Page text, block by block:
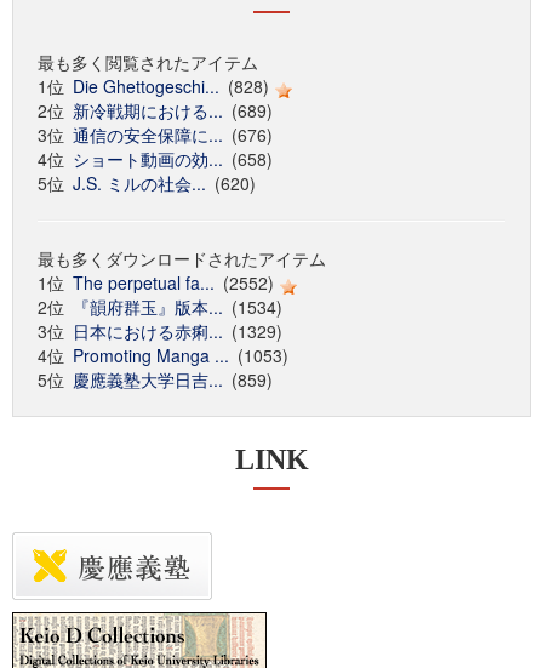
最も多く閲覧されたアイテム
1位 Die Ghettogeschi... (828)
2位 新冷戦期における... (689)
3位 通信の安全保障に... (676)
4位 ショート動画の効... (658)
5位 J.S. ミルの社会... (620)
最も多くダウンロードされたアイテム
1位 The perpetual fa... (2552)
2位
『韻府群玉』版本... (1534)
3位 日本における赤痢... (1329)
4位 Promoting Manga ... (1053)
5位 慶應義塾大学日吉... (859)
LINK